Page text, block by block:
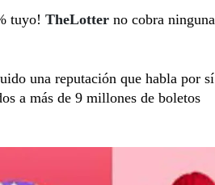
tuyo! TheLotter no cobra ninguna
una reputación que habla por sí
a más de 9 millones de boletos